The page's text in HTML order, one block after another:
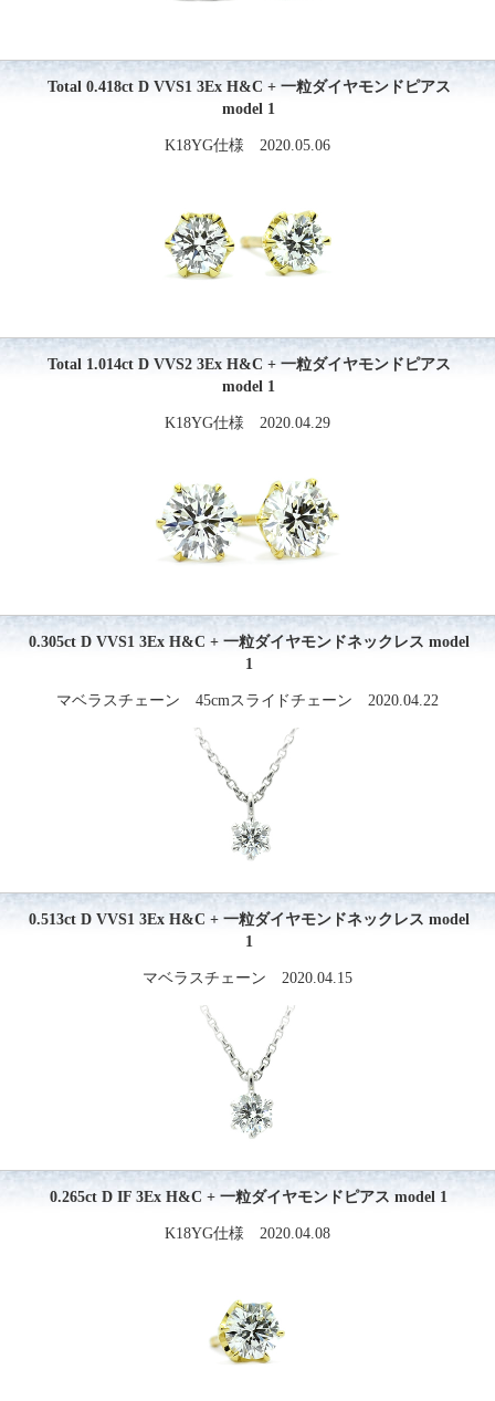
Total 0.418ct D VVS1 3Ex H&C + 一粒ダイヤモンドピアス
model 1
K18YG仕様 2020.05.06
Total 1.014ct D VVS2 3Ex H&C + 一粒ダイヤモンドピアス
model 1
K18YG仕様 2020.04.29
0.305ct D VVS1 3Ex H&C + 一粒ダイヤモンドネックレス model
1
マベラスチェーン 45cmスライドチェーン 2020.04.22
0.513ct D VVS1 3Ex H&C + 一粒ダイヤモンドネックレス model
1
マベラスチェーン 2020.04.15
0.265ct D IF 3Ex H&C + 一粒ダイヤモンドピアス model 1
K18YG仕様 2020.04.08